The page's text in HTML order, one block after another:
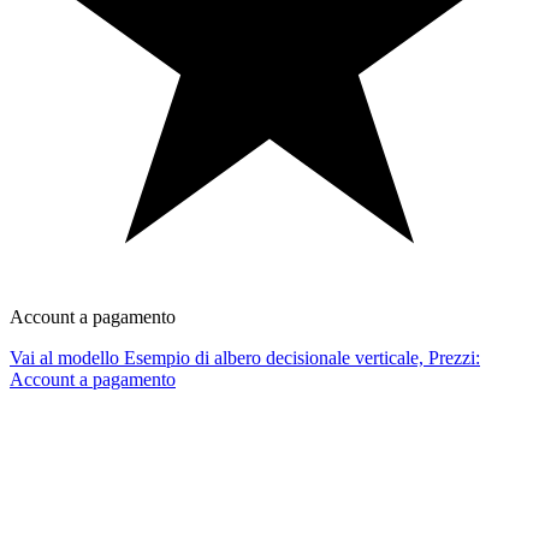
Account a pagamento
Vai al modello Esempio di albero decisionale verticale, Prezzi:
Account a pagamento